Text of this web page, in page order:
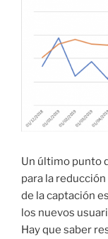
Un último punto
para la
de la captación
los nuevos
Hay que saber